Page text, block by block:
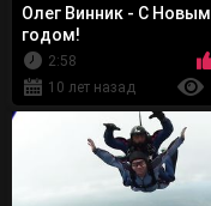
Олег Винник - С Новым
годом!
2:58
10 лет назад